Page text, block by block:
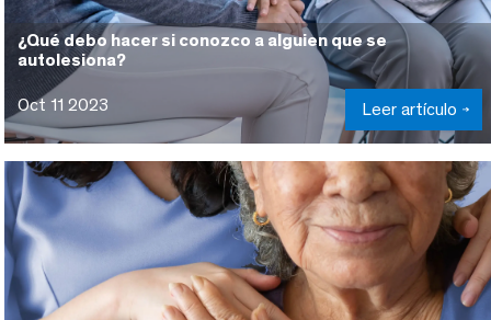
¿Qué debo hacer si conozco a alguien que se
autolesiona?
Oct 11 2023 Leer artículo